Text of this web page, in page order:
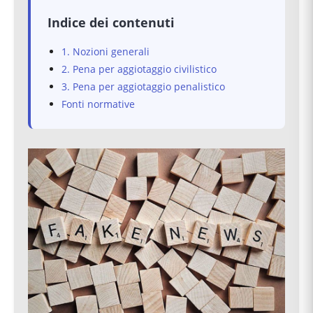
Indice dei contenuti
1. Nozioni generali
2. Pena per aggiotaggio civilistico
3. Pena per aggiotaggio penalistico
Fonti normative